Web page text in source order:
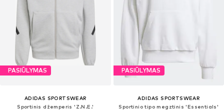
PASIŪLYMAS
ADIDAS SPORTSWEAR
Sportinis džemperis 'Z.N.E.'
PASIŪLYMAS
ADIDAS SPORTSWEAR
Sportinio tipo megztinis 'Essentials'